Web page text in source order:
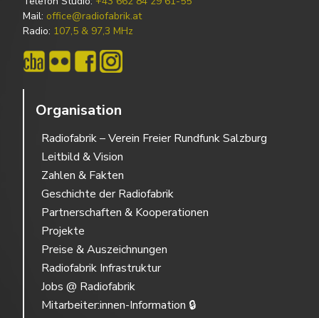
Mail: office@radiofabrik.at
Radio: 107,5 & 97,3 MHz
Organisation
Radiofabrik – Verein Freier Rundfunk Salzburg
Leitbild & Vision
Zahlen & Fakten
Geschichte der Radiofabrik
Partnerschaften & Kooperationen
Projekte
Preise & Auszeichnungen
Radiofabrik Infrastruktur
Jobs @ Radiofabrik
Mitarbeiter:innen-Information 🔒